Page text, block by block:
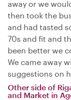
away or we
then took the
and had tasted
70s and fit and
been better we
We came away
suggestions on
Other side of
and Market in